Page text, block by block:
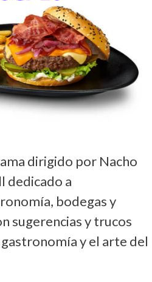
dirigido por Nacho
dedicado a
bodegas y
sugerencias y trucos
y el arte del